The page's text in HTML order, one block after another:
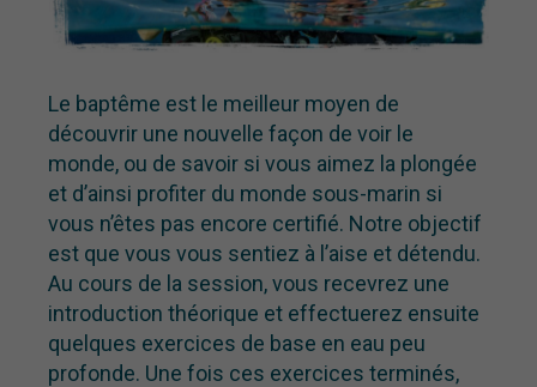
Le baptême est le meilleur moyen de
découvrir une nouvelle façon de voir le
monde, ou de savoir si vous aimez la plongée
et d’ainsi profiter du monde sous-marin si
vous n’êtes pas encore certifié. Notre objectif
est que vous vous sentiez à l’aise et détendu.
Au cours de la session, vous recevrez une
introduction théorique et effectuerez ensuite
quelques exercices de base en eau peu
profonde. Une fois ces exercices terminés,